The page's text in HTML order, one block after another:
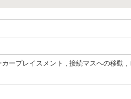
ープレイスメント , 接続マスへの移動 ,